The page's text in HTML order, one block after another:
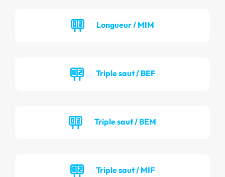
Longueur / MIM
Triple saut / BEF
Triple saut / BEM
Triple saut / MIF